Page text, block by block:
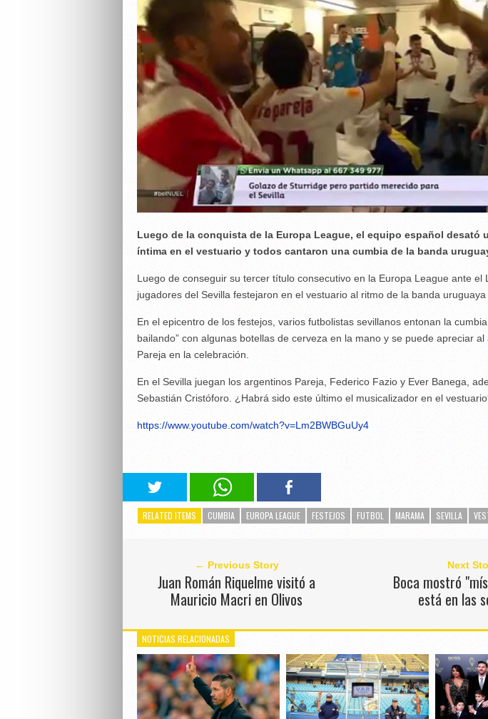
Luego de la conquista de la Europa League, el equipo español desató
íntima en el vestuario y todos cantaron una cumbia de la banda
Luego de conseguir su tercer título consecutivo en la Europa League ante el
jugadores del Sevilla festejaron en el vestuario al ritmo de la banda
En el epicentro de los festejos, varios futbolistas sevillanos entonan la
bailando” con algunas botellas de cerveza en la mano y se puede apreciar
Pareja en la celebración.
En el Sevilla juegan los argentinos Pareja, Federico Fazio y Ever Banega,
Sebastián Cristóforo. ¿Habrá sido este último el musicalizador en el
https://www.youtube.com/watch?v=Lm2BWBGuUy4
RELATED ITEMS CUMBIA EUROPA LEAGUE FESTEJOS FUTBOL MARAMA SEVILLA
← Previous Story
Juan Román Riquelme visitó a
Mauricio Macri en Olivos
Next
Boca mostró
está en las
NOTICIAS RELACIONADAS